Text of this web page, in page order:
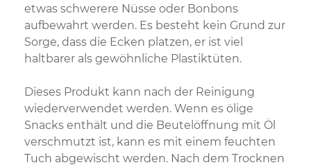
etwas schwerere Nüsse oder Bonbons
aufbewahrt werden. Es besteht kein Grund zur
Sorge, dass die Ecken platzen, er ist viel
haltbarer als gewöhnliche Plastiktüten.
Dieses Produkt kann nach der Reinigung
wiederverwendet werden. Wenn es ölige
Snacks enthält und die Beutelöffnung mit Öl
verschmutzt ist, kann es mit einem feuchten
Tuch abgewischt werden. Nach dem Trocknen